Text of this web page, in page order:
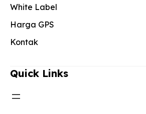
White Label
Harga GPS
Kontak
Quick Links